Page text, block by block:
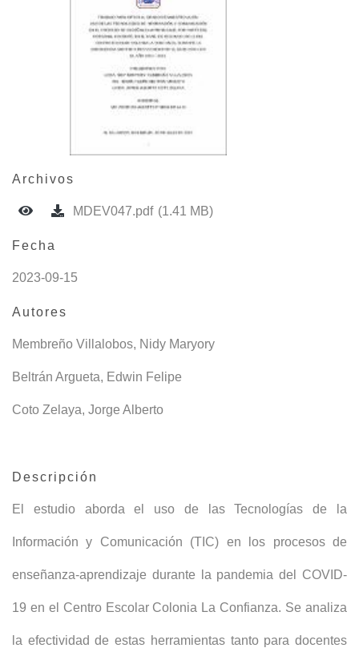
Archivos
MDEV047.pdf (1.41 MB)
Fecha
2023-09-15
Autores
Membreño Villalobos, Nidy Maryory
Beltrán Argueta, Edwin Felipe
Coto Zelaya, Jorge Alberto
Descripción
El estudio aborda el uso de las Tecnologías de la
Información y Comunicación (TIC) en los procesos de
enseñanza-aprendizaje durante la pandemia del COVID-
19 en el Centro Escolar Colonia La Confianza. Se analiza
la efectividad de estas herramientas tanto para docentes